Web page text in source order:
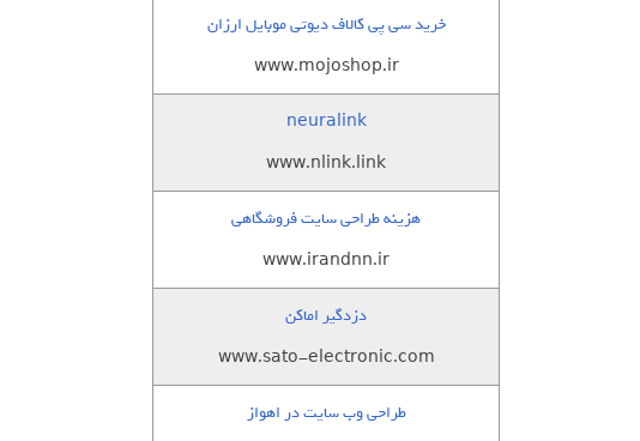
خرید سی پی کالاف دیوتی موبایل ارزان
www.mojoshop.ir
neuralink
www.nlink.link
هزینه طراحی سایت فروشگاهی
www.irandnn.ir
دزدگیر اماکن
www.sato-electronic.com
طراحی وب سایت در اهواز